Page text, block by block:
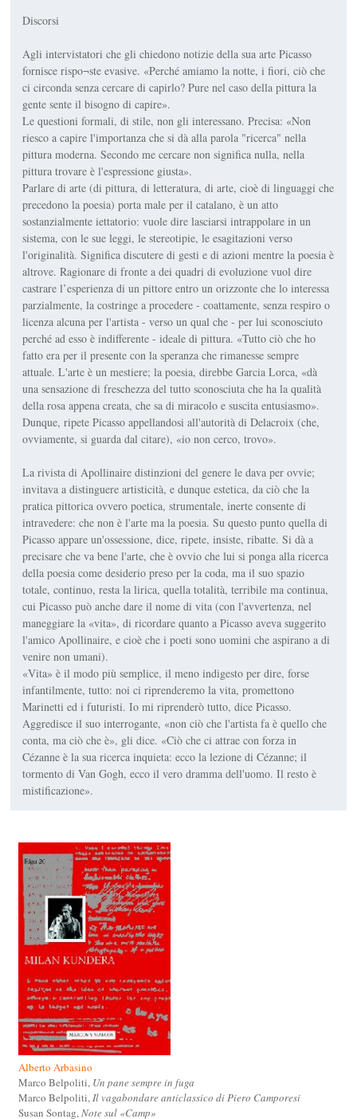
Discorsi
Agli intervistatori che gli chiedono notizie della sua arte Picasso
fornisce rispo¬ste evasive. «Perché amiamo la notte, i fiori, ciò che
ci circonda senza cercare di capirlo? Pure nel caso della pittura la
gente sente il bisogno di capire».
Le questioni formali, di stile, non gli interessano. Precisa: «Non
riesco a capire l'importanza che si dà alla parola "ricerca" nella
pittura moderna. Secondo me cercare non significa nulla, nella
pittura trovare è l'espressione giusta».
Parlare di arte (di pittura, di letteratura, di arte, cioè di linguaggi che
precedono la poesia) porta male per il catalano, è un atto
sostanzialmente iettatorio: vuole dire lasciarsi intrappolare in un
sistema, con le sue leggi, le stereotipie, le esagitazioni verso
l'originalità. Significa discutere di gesti e di azioni mentre la poesia è
altrove. Ragionare di fronte a dei quadri di evoluzione vuol dire
castrare l’esperienza di un pittore entro un orizzonte che lo interessa
parzialmente, la costringe a procedere - coattamente, senza respiro o
licenza alcuna per l'artista - verso un qual che - per lui sconosciuto
perché ad esso è indifferente - ideale di pittura. «Tutto ciò che ho
fatto era per il presente con la speranza che rimanesse sempre
attuale. L'arte è un mestiere; la poesia, direbbe Garcia Lorca, «dà
una sensazione di freschezza del tutto sconosciuta che ha la qualità
della rosa appena creata, che sa di miracolo e suscita entusiasmo».
Dunque, ripete Picasso appellandosi all'autorità di Delacroix (che,
ovviamente, si guarda dal citare), «io non cerco, trovo».
La rivista di Apollinaire distinzioni del genere le dava per ovvie;
invitava a distinguere artisticità, e dunque estetica, da ciò che la
pratica pittorica ovvero poetica, strumentale, inerte consente di
intravedere: che non è l'arte ma la poesia. Su questo punto quella di
Picasso appare un'ossessione, dice, ripete, insiste, ribatte. Si dà a
precisare che va bene l'arte, che è ovvio che lui si ponga alla ricerca
della poesia come desiderio preso per la coda, ma il suo spazio
totale, continuo, resta la lirica, quella totalità, terribile ma continua,
cui Picasso può anche dare il nome di vita (con l'avvertenza, nel
maneggiare la «vita», di ricordare quanto a Picasso aveva suggerito
l'amico Apollinaire, e cioè che i poeti sono uomini che aspirano a di
venire non umani).
«Vita» è il modo più semplice, il meno indigesto per dire, forse
infantilmente, tutto: noi ci riprenderemo la vita, promettono
Marinetti ed i futuristi. Io mi riprenderò tutto, dice Picasso.
Aggredisce il suo interrogante, «non ciò che l'artista fa è quello che
conta, ma ciò che è», gli dice. «Ciò che ci attrae con forza in
Cézanne è la sua ricerca inquieta: ecco la lezione di Cézanne; il
tormento di Van Gogh, ecco il vero dramma dell'uomo. Il resto è
mistificazione».
Alberto Arbasino
Marco Belpoliti, Un pane sempre in fuga
Marco Belpoliti,Il vagabondare anticlassico di Piero Camporesi
Susan Sontag,Note sul «Camp»